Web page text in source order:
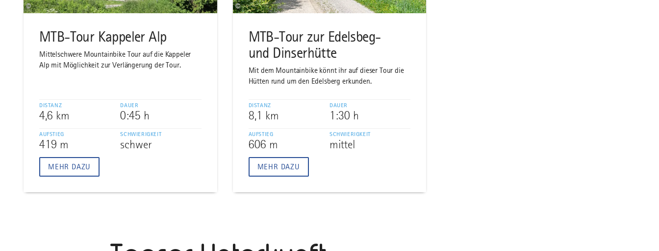
©
MTB-Tour Kappeler Alp
Mittelschwere Mountainbike Tour auf die Kappeler
Alp mit Möglichkeit zur Verlängerung der Tour.
DISTANZ
4,6 km
DAUER
0:45 h
AUFSTIEG
419 m
SCHWIERIGKEIT
schwer
MEHR DAZU
©
MTB-Tour zur Edelsbeg-
und Dinserhütte
Mit dem Mountainbike könnt ihr auf dieser Tour die
Hütten rund um den Edelsberg erkunden.
DISTANZ
8,1 km
DAUER
1:30 h
AUFSTIEG
606 m
SCHWIERIGKEIT
mittel
MEHR DAZU